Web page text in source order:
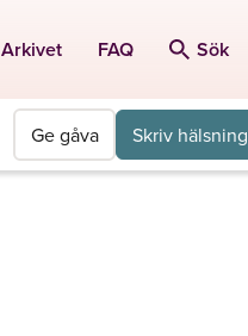
Arkivet FAQ Sök
Ge gåva Skriv hälsning